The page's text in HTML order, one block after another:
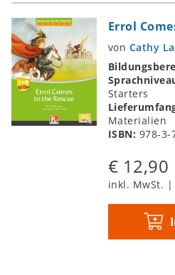
Errol
von Cathy
Starters
Materialien
ISBN: 978-3-
€ 12,90
inkl. MwSt. |